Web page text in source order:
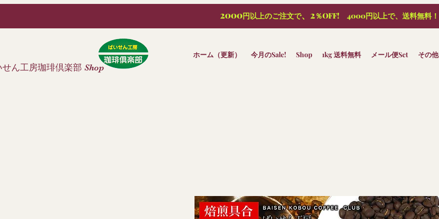
2000円以上のご注文で、2％OFF! 4000円以上で、送料無料！
ホーム（更新） 今月のSale! Shop 1kg 送料無料 メール便Set その他
せん工房珈琲倶楽部 Shop